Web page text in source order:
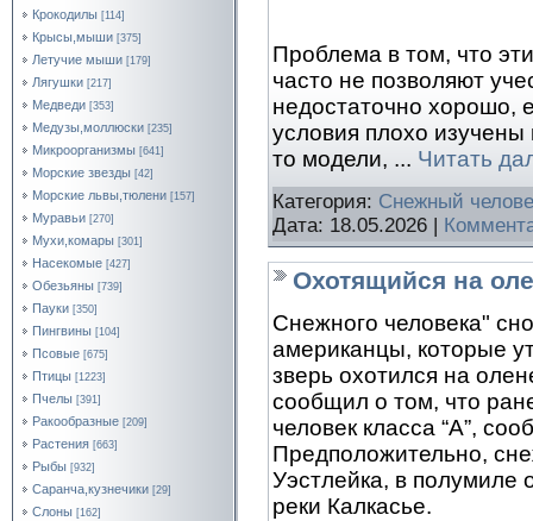
Крокодилы [114]
Крысы,мыши [375]
Летучие мыши [179]
Лягушки [217]
Медведи [353]
Медузы,моллюски [235]
Микроорганизмы [641]
Морские звезды [42]
Морские львы,тюлени [157]
Муравьи [270]
Мухи,комары [301]
Насекомые [427]
Обезьяны [739]
Пауки [350]
Пингвины [104]
Псовые [675]
Птицы [1223]
Пчелы [391]
Ракообразные [209]
Растения [663]
Рыбы [932]
Саранча,кузнечики [29]
Слоны [162]
Проблема в том, что
часто не позволяют
недостаточно хорошо,
условия плохо
то модели, ... Читать
Категория: Снежный
Дата: 18.05.2026
Охотящийся на
Снежного человека"
американцы, которые
зверь охотился на
сообщил о том, что
человек класса “А”,
Предположительно,
Уэстлейка, в полумиле
реки Калкасье.